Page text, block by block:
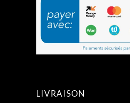
LIVRAISON